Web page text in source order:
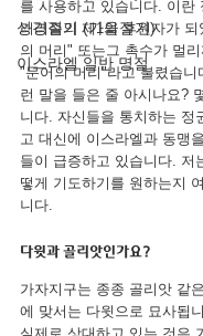
성경절기 (가을절기)
이스라엘 일반 명절
를 사용하고 있습니다. 이란
러리즘의 제1의 후원자가
의 머리" 또는그 촉수가 멀
"문어의 머리"라고 불렸습니
런 말을 들은 줄 아시나요?
니다. 자신들을 통치하는 정
고 대신에 이스라엘과 동맹
들이 급증하고 있습니다. 저
떻게 기도하기를 원하는지
니다.
다윗과 골리앗인가요?
가자지구는 종종 골리앗 같
에 맞서는 다윗으로 묘사됩